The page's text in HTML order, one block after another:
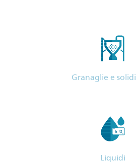
Granaglie e solidi
Liquidi